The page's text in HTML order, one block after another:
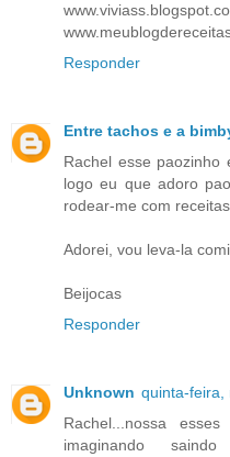
Responder
Entre tachos e a
Rachel esse
logo eu que adoro
rodear-me com
Adorei, vou leva-la
Beijocas
Responder
Unknown quinta-feira,
Rachel...nossa
imaginando